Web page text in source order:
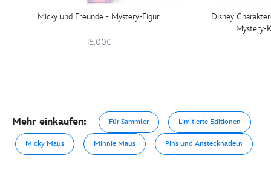
Micky und Freunde - Mystery-Figur
15.00€
Disney
Mystery-
Mehr einkaufen: Für Sammler Limitierte Editionen
Micky Maus Minnie Maus Pins und Anstecknadeln